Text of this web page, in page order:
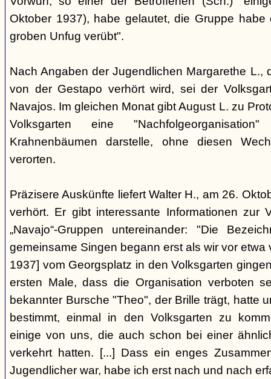
Oktober 1937), habe gelautet, die Gruppe
groben Unfug verübt".
Nach Angaben der Jugendlichen Margarethe L.,
von der Gestapo verhört wird, sei der
Navajos. Im gleichen Monat gibt August L. zu
Volksgarten eine
Krahnenbäumen darstelle, ohne diesen
verorten.
Präzisere Auskünfte liefert Walter H., am 26.
verhört. Er gibt interessante Informationen zur
„Navajo“-Gruppen untereinander: "Die
gemeinsame Singen begann erst als wir vor etwa
1937] vom Georgsplatz in den Volksgarten
ersten Male, dass die Organisation verboten
bekannter Bursche "Theo", der Brille trägt, hatte
bestimmt, einmal in den Volksgarten zu
einige von uns, die auch schon bei einer
verkehrt hatten. [...] Dass ein enges
Jugendlicher war, habe ich erst nach und nach